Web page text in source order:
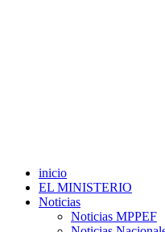
inicio
EL MINISTERIO
Noticias
Noticias MPPEF